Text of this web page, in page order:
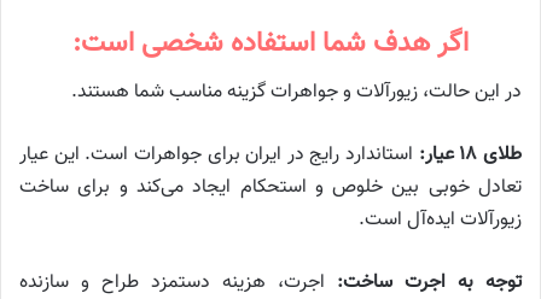
اگر هدف شما استفاده شخصی است:
در این حالت، زیورآلات و جواهرات گزینه مناسب شما هستند.
طلای ۱۸ عیار:
استاندارد رایج در ایران برای جواهرات است. این عیار
تعادل خوبی بین خلوص و استحکام ایجاد می‌کند و برای ساخت
زیورآلات ایده‌آل است.
توجه به اجرت ساخت: اجرت، هزینه دستمزد طراح و سازنده